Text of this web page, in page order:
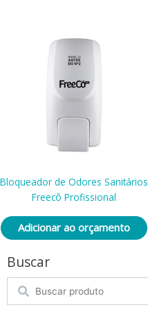
Buscar
Search
Bloqueador de Odores Sanitários
Freecô Profissional
Adicionar ao orçamento